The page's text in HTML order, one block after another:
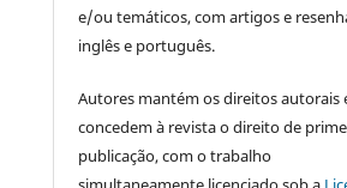
e/ou temáticos, com artigos e
inglês e português.
Autores mantém os direitos autorais
concedem à revista o direito de
publicação, com o trabalho